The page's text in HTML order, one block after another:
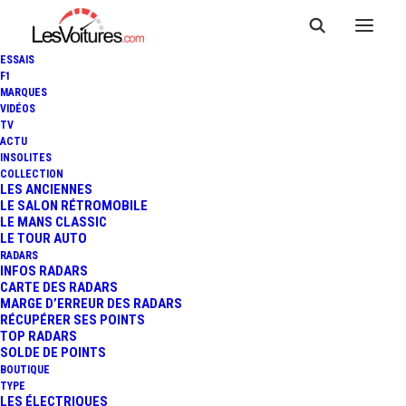
ESSAIS
F1
MARQUES
VIDÉOS
TV
ACTU
INSOLITES
COLLECTION
LES ANCIENNES
LE SALON RÉTROMOBILE
LE MANS CLASSIC
LE TOUR AUTO
RADARS
INFOS RADARS
CARTE DES RADARS
MARGE D’ERREUR DES RADARS
RÉCUPÉRER SES POINTS
TOP RADARS
SOLDE DE POINTS
BOUTIQUE
TYPE
LES ÉLECTRIQUES
14 novembre 2019
FERRARI ROMA :